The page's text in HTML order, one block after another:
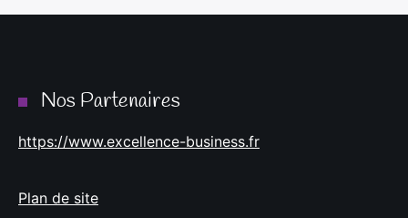
Nos Partenaires
https://www.excellence-business.fr
Plan de site